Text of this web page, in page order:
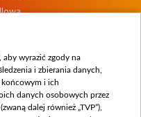
aby wyrazić zgody na
i zbierania danych,
i ich
danych osobowych przez
dalej również „TVP”),